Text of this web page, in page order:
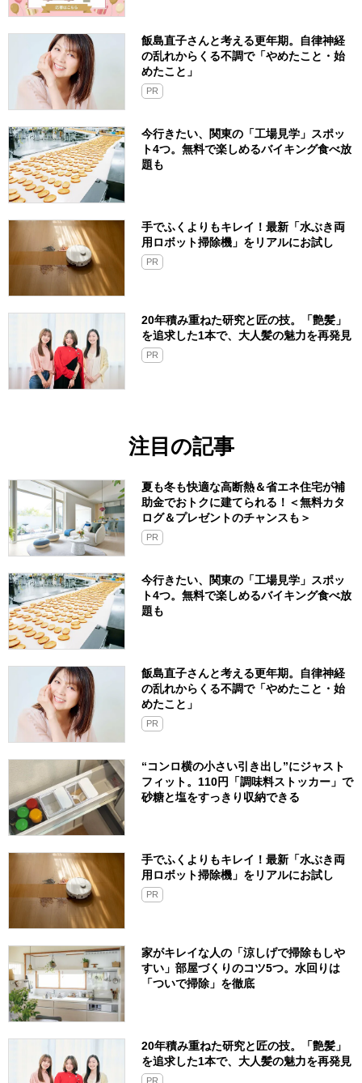
飯島直子さんと考える更年期。自律神経
の乱れからくる不調で「やめたこと・始
めたこと」
PR
今行きたい、関東の「工場見学」スポッ
ト4つ。無料で楽しめるバイキング食べ放
題も
手でふくよりもキレイ！最新「水ぶき両
用ロボット掃除機」をリアルにお試し
PR
20年積み重ねた研究と匠の技。「艶髪」
を追求した1本で、大人髪の魅力を再発見
PR
注目の記事
夏も冬も快適な高断熱＆省エネ住宅が補
助金でおトクに建てられる！＜無料カタ
ログ＆プレゼントのチャンスも＞
PR
今行きたい、関東の「工場見学」スポッ
ト4つ。無料で楽しめるバイキング食べ放
題も
飯島直子さんと考える更年期。自律神経
の乱れからくる不調で「やめたこと・始
めたこと」
PR
“コンロ横の小さい引き出し”にジャスト
フィット。110円「調味料ストッカー」で
砂糖と塩をすっきり収納できる
手でふくよりもキレイ！最新「水ぶき両
用ロボット掃除機」をリアルにお試し
PR
家がキレイな人の「涼しげで掃除もしや
すい」部屋づくりのコツ5つ。水回りは
「ついで掃除」を徹底
20年積み重ねた研究と匠の技。「艶髪」
を追求した1本で、大人髪の魅力を再発見
PR